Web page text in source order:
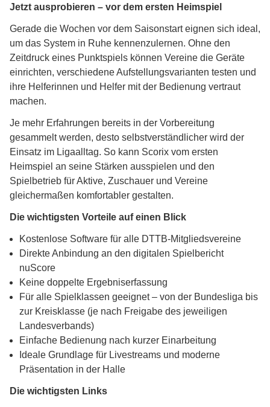
Jetzt ausprobieren – vor dem ersten Heimspiel
Gerade die Wochen vor dem Saisonstart eignen sich ideal,
um das System in Ruhe kennenzulernen. Ohne den
Zeitdruck eines Punktspiels können Vereine die Geräte
einrichten, verschiedene Aufstellungsvarianten testen und
ihre Helferinnen und Helfer mit der Bedienung vertraut
machen.
Je mehr Erfahrungen bereits in der Vorbereitung
gesammelt werden, desto selbstverständlicher wird der
Einsatz im Ligaalltag. So kann Scorix vom ersten
Heimspiel an seine Stärken ausspielen und den
Spielbetrieb für Aktive, Zuschauer und Vereine
gleichermaßen komfortabler gestalten.
Die wichtigsten Vorteile auf einen Blick
Kostenlose Software für alle DTTB-Mitgliedsvereine
Direkte Anbindung an den digitalen Spielbericht
nuScore
Keine doppelte Ergebniserfassung
Für alle Spielklassen geeignet – von der Bundesliga bis
zur Kreisklasse (je nach Freigabe des jeweiligen
Landesverbands)
Einfache Bedienung nach kurzer Einarbeitung
Ideale Grundlage für Livestreams und moderne
Präsentation in der Halle
Die wichtigsten Links